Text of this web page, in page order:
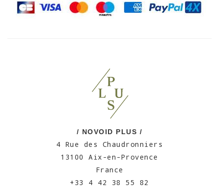
/ NOVOID PLUS /
4 Rue des Chaudronniers
13100 Aix-en-Provence
France
+33 4 42 38 55 82